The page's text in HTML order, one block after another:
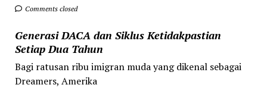
Comments closed
Generasi DACA dan Siklus Ketidakpastian
Setiap Dua Tahun
Bagi ratusan ribu imigran muda yang dikenal sebagai
Dreamers, Amerika